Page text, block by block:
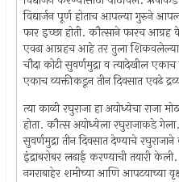
विद्यार्जन पूर्ण होताच आपल्या गुरुने
फार इच्छा होती. कौत्साने फारच
एवढा आग्रहच आहे तर तुला शिकवलेल्या
चौदा कोटी सुवर्णमुद्रा व त्यादेखील
एकाच व्यक्तीकडून तीन दिवसात एवढे
त्या काळी रघुराजा हा अयोध्येचा राजा
होता. कौत्स अयोध्येला रघुराजाकडे
सुवर्णमुद्रा तीन दिवसात देण्याचे
इंद्राबरोबर लढाई करण्याची तयारी
नगराबाहेर शमीच्या आणि आपटयाच्या